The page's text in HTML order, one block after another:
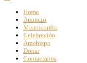
Home
Anuncio
Misericordia
Celebración
Arzobispo
Donar
Contactanos